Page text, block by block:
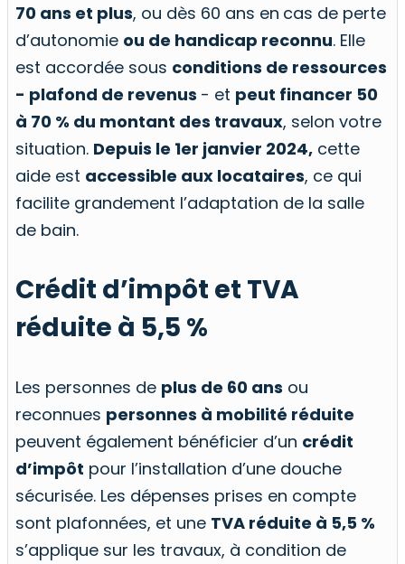
70 ans et plus, ou dès 60 ans en cas de perte
d’autonomie ou de handicap reconnu. Elle
est accordée sous conditions de ressources
- plafond de revenus - et peut financer 50
à 70 % du montant des travaux, selon votre
situation. Depuis le 1er janvier 2024, cette
aide est accessible aux locataires, ce qui
facilite grandement l’adaptation de la salle
de bain.
Crédit d’impôt et TVA
réduite à 5,5 %
Les personnes de plus de 60 ans ou
reconnues personnes à mobilité réduite
peuvent également bénéficier d’un crédit
d’impôt pour l’installation d’une douche
sécurisée. Les dépenses prises en compte
sont plafonnées, et une TVA réduite à 5,5 %
s’applique sur les travaux, à condition de